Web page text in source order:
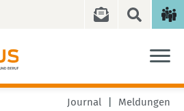
Journal Meldungen